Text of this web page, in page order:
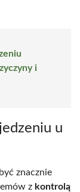
i
u
znacznie
z kontrolą